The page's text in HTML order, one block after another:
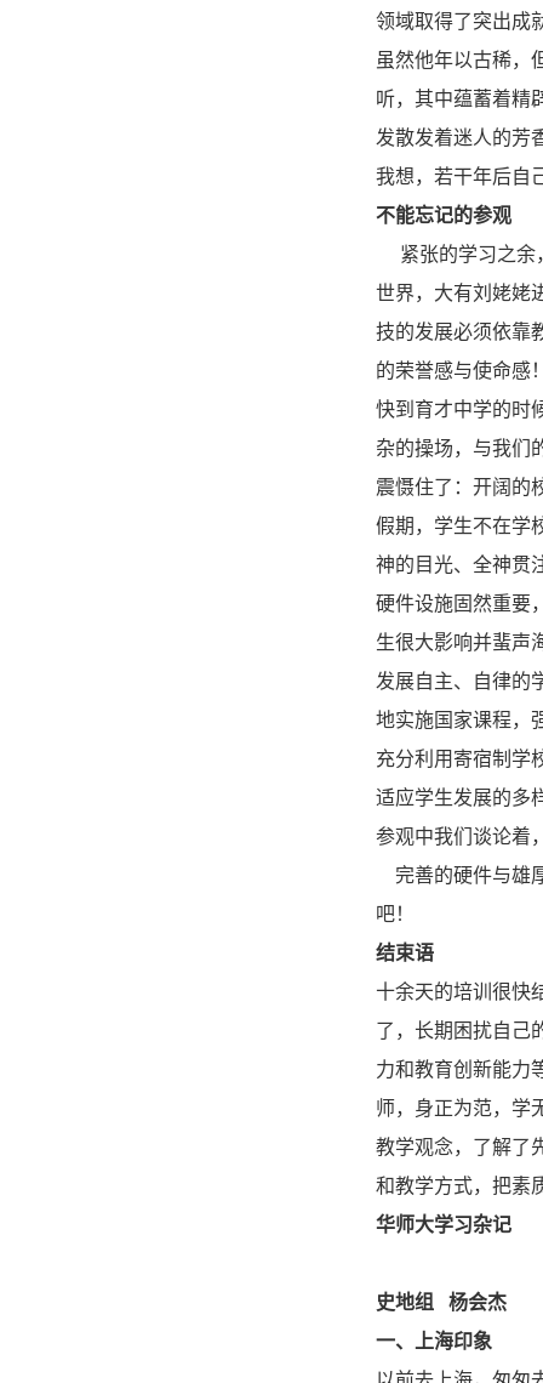
领域取得了突出成
虽然他年以古稀，
听，其中蕴蓄着精
发散发着迷人的芳
我想，若干年后自
不能忘记的参观
紧张的学习之余
世界，大有刘姥姥
技的发展必须依靠
的荣誉感与使命感
快到育才中学的时
杂的操场，与我们
震慑住了：开阔的
假期，学生不在学
神的目光、全神贯
硬件设施固然重要
生很大影响并蜚声
发展自主、自律的
地实施国家课程，
充分利用寄宿制学
适应学生发展的多
参观中我们谈论着
完善的硬件与雄
吧！
结束语
十余天的培训很快
了，长期困扰自己
力和教育创新能力
师，身正为范，学
教学观念，了解了
和教学方式，把素
华师大学习杂记
史地组 杨会杰
一、上海印象